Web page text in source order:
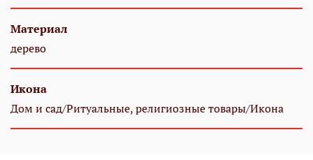
Материал
дерево
Икона
Дом и сад/Ритуальные, религиозные товары/Икона